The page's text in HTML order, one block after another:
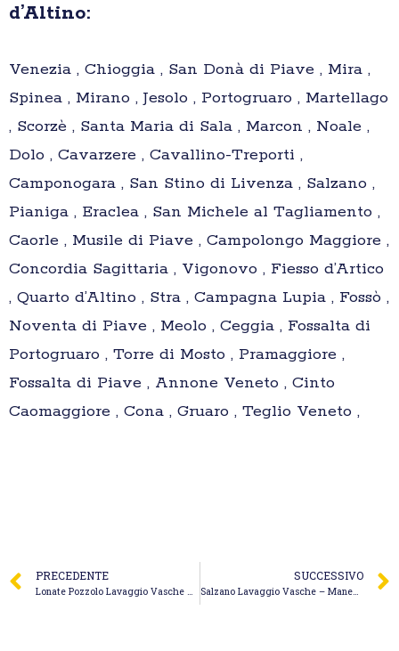
d’Altino:
Venezia , Chioggia , San Donà di Piave , Mira ,
Spinea , Mirano , Jesolo , Portogruaro , Martellago
, Scorzè , Santa Maria di Sala , Marcon , Noale ,
Dolo , Cavarzere , Cavallino-Treporti ,
Camponogara , San Stino di Livenza , Salzano ,
Pianiga , Eraclea , San Michele al Tagliamento ,
Caorle , Musile di Piave , Campolongo Maggiore ,
Concordia Sagittaria , Vigonovo , Fiesso d’Artico
, Quarto d’Altino , Stra , Campagna Lupia , Fossò ,
Noventa di Piave , Meolo , Ceggia , Fossalta di
Portogruaro , Torre di Mosto , Pramaggiore ,
Fossalta di Piave , Annone Veneto , Cinto
Caomaggiore , Cona , Gruaro , Teglio Veneto ,
PRECEDENTE
Lonate Pozzolo Lavaggio Vasche – Bonacina Spurghi di Bonacina Francesca e C. S.n.c.
SUCCESSIVO
Salzano Lavaggio Vasche – Manente Spurghi